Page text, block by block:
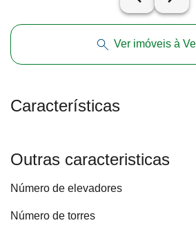
Ver imóveis à
Características
Outras caracteristicas
Número de elevadores
Número de torres